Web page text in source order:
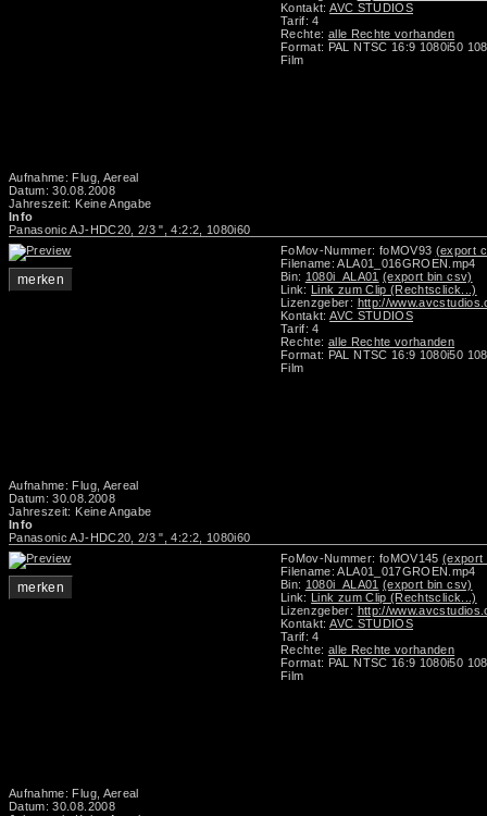
Kontakt:AVC STUDIOS
Tarif: 4
Rechte: alle Rechte vorhanden
Format: PAL NTSC 16:9 1080i50
Film
Aufnahme: Flug, Aereal
Datum: 30.08.2008
Jahreszeit: Keine Angabe
Info
Panasonic AJ-HDC20, 2/3 ", 4:2:2, 1080i60
merken
FoMov-Nummer: foMOV93 (export
Filename: ALA01_016GROEN.mp4
Bin: 1080i_ALA01 (export bin csv)
Link: Link zum Clip (Rechtsclick...)
Lizenzgeber: http://
Kontakt:AVC STUDIOS
Tarif: 4
Rechte: alle Rechte vorhanden
Format: PAL NTSC 16:9 1080i50
Film
Aufnahme: Flug, Aereal
Datum: 30.08.2008
Jahreszeit: Keine Angabe
Info
Panasonic AJ-HDC20, 2/3 ", 4:2:2, 1080i60
merken
FoMov-Nummer: foMOV145(export
Filename: ALA01_017GROEN.mp4
Bin: 1080i_ALA01 (export bin csv)
Link: Link zum Clip (Rechtsclick...)
Lizenzgeber: http://
Kontakt:AVC STUDIOS
Tarif: 4
Rechte: alle Rechte vorhanden
Format: PAL NTSC 16:9 1080i50
Film
Aufnahme: Flug, Aereal
Datum: 30.08.2008